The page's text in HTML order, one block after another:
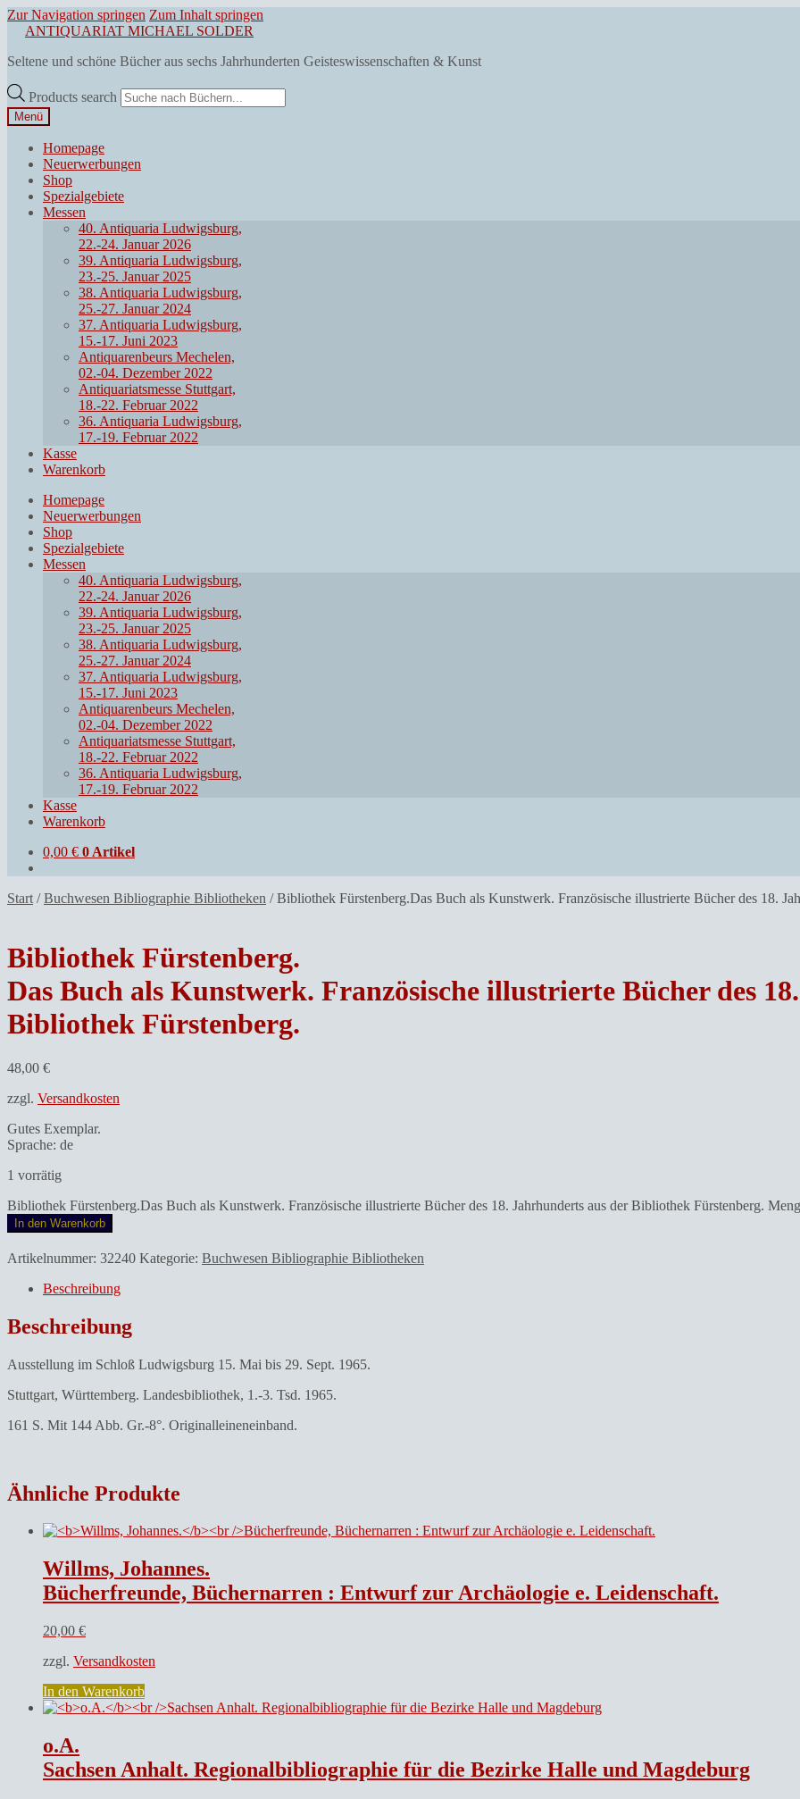
Zur Navigation springen Zum Inhalt springen
ANTIQUARIAT MICHAEL SOLDER
Seltene und schöne Bücher aus sechs Jahrhunderten Geisteswissenschaften & Kunst
Products search
Menü
Homepage
Neuerwerbungen
Shop
Spezialgebiete
Messen
40. Antiquaria Ludwigsburg,
22.-24. Januar 2026
39. Antiquaria Ludwigsburg,
23.-25. Januar 2025
38. Antiquaria Ludwigsburg,
25.-27. Januar 2024
37. Antiquaria Ludwigsburg,
15.-17. Juni 2023
Antiquarenbeurs Mechelen,
02.-04. Dezember 2022
Antiquariatsmesse Stuttgart,
18.-22. Februar 2022
36. Antiquaria Ludwigsburg,
17.-19. Februar 2022
Kasse
Warenkorb
Homepage
Neuerwerbungen
Shop
Spezialgebiete
Messen
40. Antiquaria Ludwigsburg,
22.-24. Januar 2026
39. Antiquaria Ludwigsburg,
23.-25. Januar 2025
38. Antiquaria Ludwigsburg,
25.-27. Januar 2024
37. Antiquaria Ludwigsburg,
15.-17. Juni 2023
Antiquarenbeurs Mechelen,
02.-04. Dezember 2022
Antiquariatsmesse Stuttgart,
18.-22. Februar 2022
36. Antiquaria Ludwigsburg,
17.-19. Februar 2022
Kasse
Warenkorb
0,00 € 0 Artikel
Start /Buchwesen Bibliographie Bibliotheken /Bibliothek Fürstenberg.Das Buch als Kunstwerk. Französische illustrierte Bücher des 18.
Bibliothek Fürstenberg.
Das Buch als Kunstwerk. Französische illustrierte Bücher des
Bibliothek Fürstenberg.
48,00 €
zzgl. Versandkosten
Gutes Exemplar.
Sprache: de
1 vorrätig
Bibliothek Fürstenberg.Das Buch als Kunstwerk. Französische illustrierte Bücher des 18. Jahrhunderts aus der Bibliothek Fürstenberg.
In den Warenkorb
Artikelnummer: 32240 Kategorie: Buchwesen Bibliographie Bibliotheken
Beschreibung
Beschreibung
Ausstellung im Schloß Ludwigsburg 15. Mai bis 29. Sept. 1965.
Stuttgart, Württemberg. Landesbibliothek, 1.-3. Tsd. 1965.
161 S. Mit 144 Abb. Gr.-8°. Originalleineneinband.
Ähnliche Produkte
Willms, Johannes.
Bücherfreunde, Büchernarren : Entwurf zur Archäologie e. Leidenschaft.
20,00 €
zzgl. Versandkosten
In den Warenkorb
o.A.
Sachsen Anhalt. Regionalbibliographie für die Bezirke Halle und Magdeburg